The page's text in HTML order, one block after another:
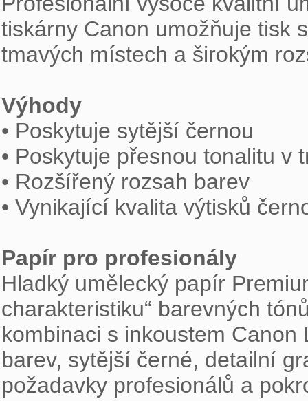
tiskárny Canon umožňuje tisk
tmavých místech a širokým
Výhody
• Poskytuje sytější černou
• Poskytuje přesnou tonalitu v
• Rozšířený rozsah barev
• Vynikající kvalita výtisků
Papír pro profesionály
Hladký umělecký papír
charakteristiku“ barevných
kombinaci s inkoustem
barev, sytější černé, detailní
požadavky profesionálů a